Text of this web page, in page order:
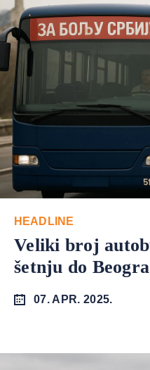
HEADLINE
Veliki broj
šetnju do
07. APR. 2025.